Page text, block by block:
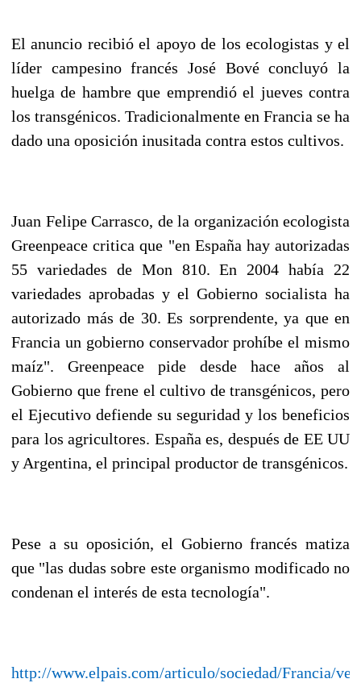
El anuncio recibió el apoyo de los ecologistas y el
líder campesino francés José Bové concluyó la
huelga de hambre que emprendió el jueves contra
los transgénicos. Tradicionalmente en Francia se ha
dado una oposición inusitada contra estos cultivos.
Juan Felipe Carrasco, de la organización ecologista
Greenpeace critica que "en España hay autorizadas
55 variedades de Mon 810. En 2004 había 22
variedades aprobadas y el Gobierno socialista ha
autorizado más de 30. Es sorprendente, ya que en
Francia un gobierno conservador prohíbe el mismo
maíz". Greenpeace pide desde hace años al
Gobierno que frene el cultivo de transgénicos, pero
el Ejecutivo defiende su seguridad y los beneficios
para los agricultores. España es, después de EE UU
y Argentina, el principal productor de transgénicos.
Pese a su oposición, el Gobierno francés matiza
que "las dudas sobre este organismo modificado no
condenan el interés de esta tecnología".
http://www.elpais.com/articulo/sociedad/Francia/